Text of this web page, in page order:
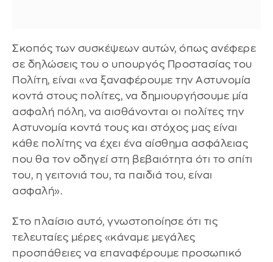
Σκοπός των συσκέψεων αυτών, όπως ανέφερε
σε δηλώσεις του ο υπουργός Προστασίας του
Πολίτη, είναι «να ξαναφέρουμε την Αστυνομία
κοντά στους πολίτες, να δημιουργήσουμε μία
ασφαλή πόλη, να αισθάνονται οι πολίτες την
Αστυνομία κοντά τους και στόχος μας είναι
κάθε πολίτης να έχει ένα αίσθημα ασφάλειας
που θα τον οδηγεί στη βεβαιότητα ότι το σπίτι
του, η γειτονιά του, τα παιδιά του, είναι
ασφαλή».
Στο πλαίσιο αυτό, γνωστοποίησε ότι τις
τελευταίες μέρες «κάναμε μεγάλες
προσπάθειες να επαναφέρουμε προσωπικό